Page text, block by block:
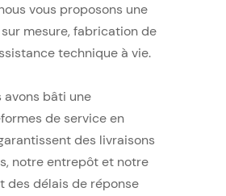
vous proposons une
mesure, fabrication de
technique à vie.
avons bâti une
de service en
des livraisons
notre entrepôt et notre
des délais de réponse